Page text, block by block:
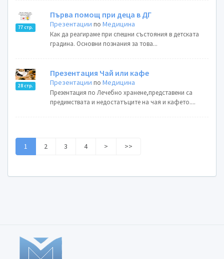
77 стр.
Първа помощ при деца в ДГ
Презентации поМедицина
Как да реагираме при спешни състояния в детската
градина. Основни познания за това...
28 стр.
Презентация Чай или кафе
Презентации поМедицина
Презентация по Лечебно хранене,представени са
предимствата и недостатъците на чая и кафето....
1 2 3 4 > >>